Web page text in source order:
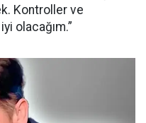
Kontroller ve
olacağım.”